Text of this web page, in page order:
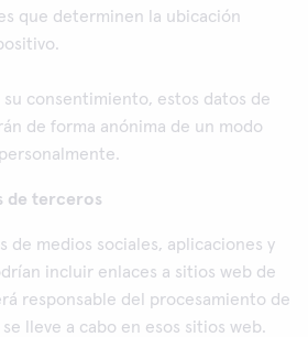
que determinen la ubicación
consentimiento, estos datos de
de forma anónima de un modo
de terceros
de medios sociales, aplicaciones y
incluir enlaces a sitios web de
responsable del procesamiento de
lleve a cabo en esos sitios web.